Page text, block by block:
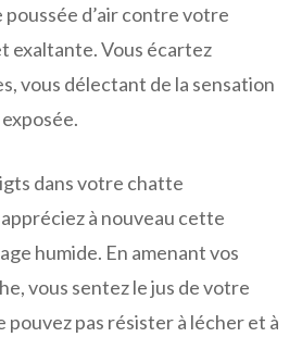
poussée d’air contre votre
exaltante. Vous écartez
vous délectant de la sensation
dans votre chatte
à nouveau cette
humide. En amenant vos
vous sentez le jus de votre
pouvez pas résister à lécher et à